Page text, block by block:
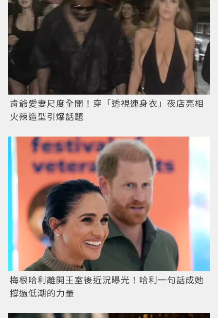
肯爺愛妻尺度全開！穿「透視連身衣」夜店亮相
火辣造型引爆話題
梅根哈利離開王室後近況曝光！哈利一句話成她
撐過低潮的力量